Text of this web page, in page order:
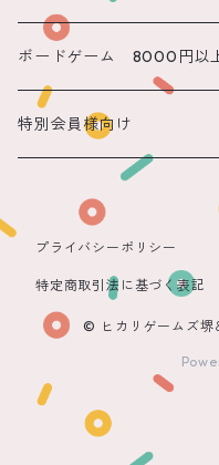
ボードゲーム 8000円以
特別会員様向け
プライバシーポリシー
特定商取引法に基づく表記
© ヒカリゲームズ堺